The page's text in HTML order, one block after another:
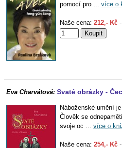
pomocí pro ... více o
Naše cena: 212,- Kč
Eva Charvátová: Svaté obrázky -
Náboženské umění
Člověk se
svoje oc ... více o
Naše cena: 254,- Kč